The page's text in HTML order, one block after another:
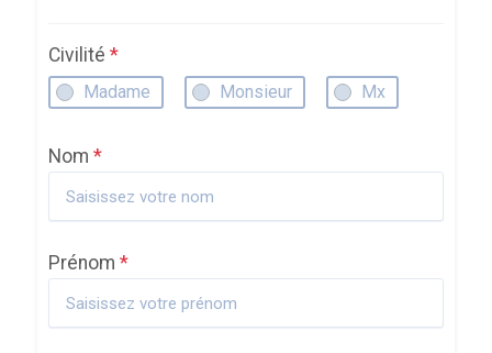
Civilité *
Madame Monsieur Mx
Nom *
Prénom *